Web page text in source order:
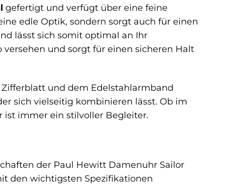
gefertigt und verfügt über eine feine
edle Optik, sondern sorgt auch für einen
lässt sich somit optimal an Ihr
und sorgt für einen sicheren Halt
und dem Edelstahlarmband
sich vielseitig kombinieren lässt. Ob im
ist immer ein stilvoller Begleiter.
der Paul Hewitt Damenuhr Sailor
den wichtigsten Spezifikationen